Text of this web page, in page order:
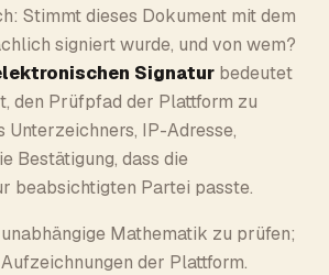
Stimmt dieses Dokument mit dem
signiert wurde, und von wem?
Signatur bedeutet
den Prüfpfad der Plattform zu
Unterzeichners, IP-Adresse,
Bestätigung, dass die
beabsichtigten Partei passte.
Mathematik zu prüfen;
der Plattform.